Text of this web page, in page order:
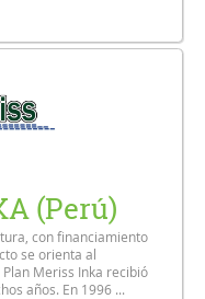
(Perú)
con financiamiento
se orienta al
Meriss Inka recibió
años. En 1996 ...